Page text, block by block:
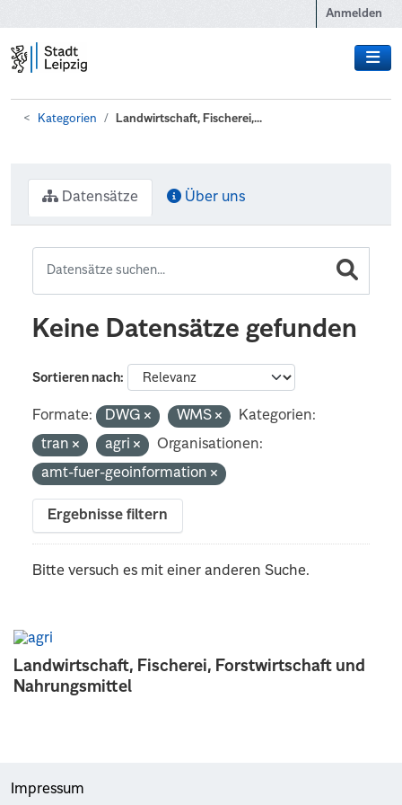
Anmelden
Kategorien Landwirtschaft, Fischerei,...
Landwirtschaft, Fischerei, Forstwirtschaft und
Nahrungsmittel
Datensätze Über uns
Keine Datensätze gefunden
Sortieren nach
Formate: DWG WMS
Kategorien:
tran
agri
Organisationen:
amt-fuer-geoinformation
Ergebnisse filtern
Bitte versuch es mit einer anderen Suche.
Impressum